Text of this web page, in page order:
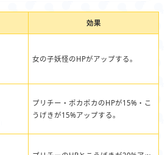
効果
女の子妖怪のHPがアップする。
プリチー・ポカポカのHPが15%・こ
うげきが15%アップする。